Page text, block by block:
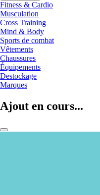
Fitness & Cardio
Musculation
Cross Training
Mind & Body
Sports de combat
Vêtements
Chaussures
Équipements
Destockage
Marques
Ajout en cours...